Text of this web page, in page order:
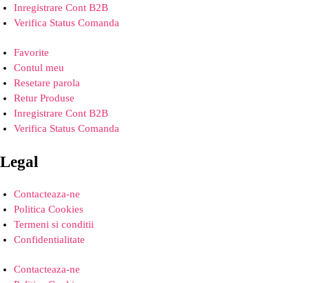
Inregistrare Cont B2B
Verifica Status Comanda
Favorite
Contul meu
Resetare parola
Retur Produse
Inregistrare Cont B2B
Verifica Status Comanda
Legal
Contacteaza-ne
Politica Cookies
Termeni si conditii
Confidentialitate
Contacteaza-ne